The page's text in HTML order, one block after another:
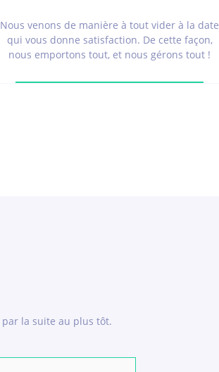
Nous venons de manière à tout vider à la date
qui vous donne satisfaction. De cette façon,
nous emportons tout, et nous gérons tout !
la suite au plus tôt.